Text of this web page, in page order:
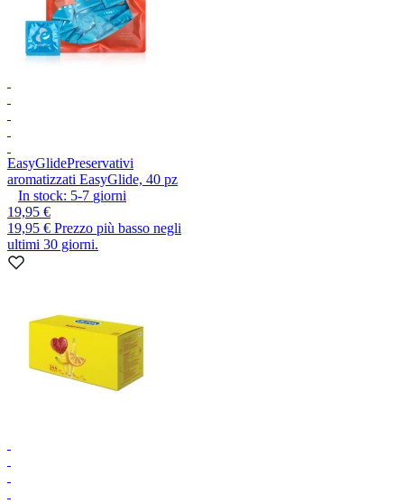
EasyGlidePreservativi
aromatizzati EasyGlide, 40 pz
In stock: 5-7 giorni
19,95 €
19,95 € Prezzo più basso negli
ultimi 30 giorni.